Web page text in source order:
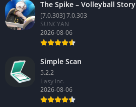
The Spike – Volleyball Story
[7.0.303] 7.0.303
SUNCYAN
2026-08-06
Simple Scan
5.2.2
Easy inc.
2026-08-06